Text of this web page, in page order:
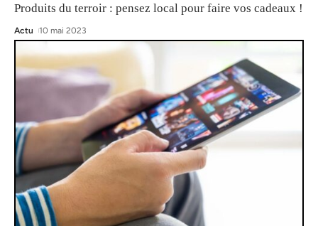
Produits du terroir : pensez local pour faire vos cadeaux !
Actu 10 mai 2023